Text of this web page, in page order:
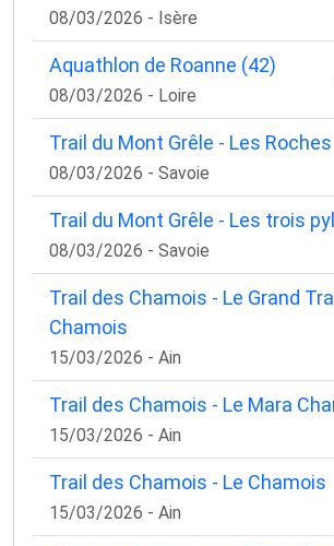
08/03/2026 - Isère
Aquathlon de Roanne (42)
08/03/2026 - Loire
Trail du Mont Grêle - Les Roches
08/03/2026 - Savoie
Trail du Mont Grêle - Les trois
08/03/2026 - Savoie
Trail des Chamois - Le Grand
Chamois
15/03/2026 - Ain
Trail des Chamois - Le Mara
15/03/2026 - Ain
Trail des Chamois - Le Chamois
15/03/2026 - Ain